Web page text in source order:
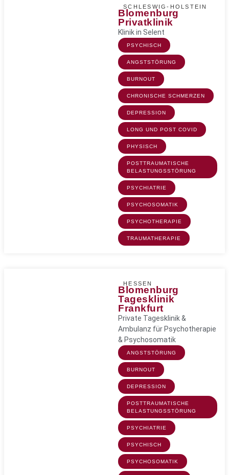
SCHLESWIG-HOLSTEIN
Blomenburg
Privatklinik
Klinik in Selent
PSYCHISCH
ANGSTSTÖRUNG
BURNOUT
CHRONISCHE SCHMERZEN
DEPRESSION
LONG UND POST COVID
PHYSISCH
POSTTRAUMATISCHE
BELASTUNGSSTÖRUNG
PSYCHIATRIE
PSYCHOSOMATIK
PSYCHOTHERAPIE
TRAUMATHERAPIE
HESSEN
Blomenburg
Tagesklinik
Frankfurt
Private Tagesklinik &
Ambulanz für Psychotherapie
& Psychosomatik
ANGSTSTÖRUNG
BURNOUT
DEPRESSION
POSTTRAUMATISCHE
BELASTUNGSSTÖRUNG
PSYCHIATRIE
PSYCHISCH
PSYCHOSOMATIK